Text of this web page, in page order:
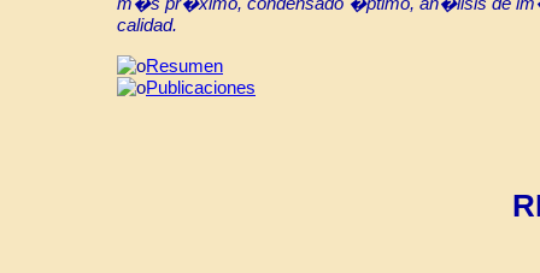
calidad.
Resumen
Publicaciones